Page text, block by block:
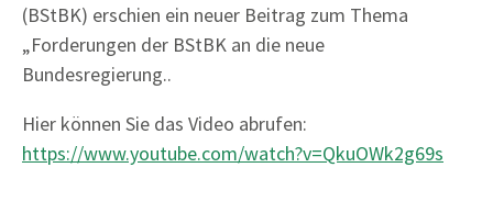
(BStBK) erschien ein neuer Beitrag zum Thema
„Forderungen der BStBK an die neue
Bundesregierung..
Hier können Sie das Video abrufen:
https://www.youtube.com/watch?v=QkuOWk2g69s